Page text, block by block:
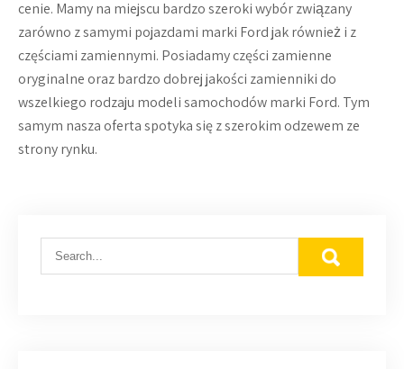
cenie. Mamy na miejscu bardzo szeroki wybór związany
zarówno z samymi pojazdami marki Ford jak również i z
częściami zamiennymi. Posiadamy części zamienne
oryginalne oraz bardzo dobrej jakości zamienniki do
wszelkiego rodzaju modeli samochodów marki Ford. Tym
samym nasza oferta spotyka się z szerokim odzewem ze
strony rynku.